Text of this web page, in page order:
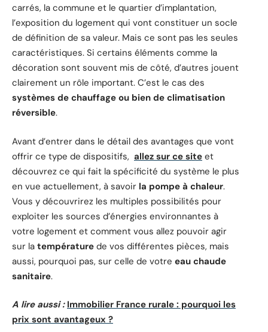
carrés, la commune et le quartier d’implantation,
l’exposition du logement qui vont constituer un socle
de définition de sa valeur. Mais ce sont pas les seules
caractéristiques. Si certains éléments comme la
décoration sont souvent mis de côté, d’autres jouent
clairement un rôle important. C’est le cas des
systèmes de chauffage ou bien de climatisation
réversible.
Avant d’entrer dans le détail des avantages que vont
offrir ce type de dispositifs, allez sur ce site et
découvrez ce qui fait la spécificité du système le plus
en vue actuellement, à savoir la pompe à chaleur.
Vous y découvrirez les multiples possibilités pour
exploiter les sources d’énergies environnantes à
votre logement et comment vous allez pouvoir agir
sur la température de vos différentes pièces, mais
aussi, pourquoi pas, sur celle de votre eau chaude
sanitaire.
A lire aussi : Immobilier France rurale : pourquoi les
prix sont avantageux ?